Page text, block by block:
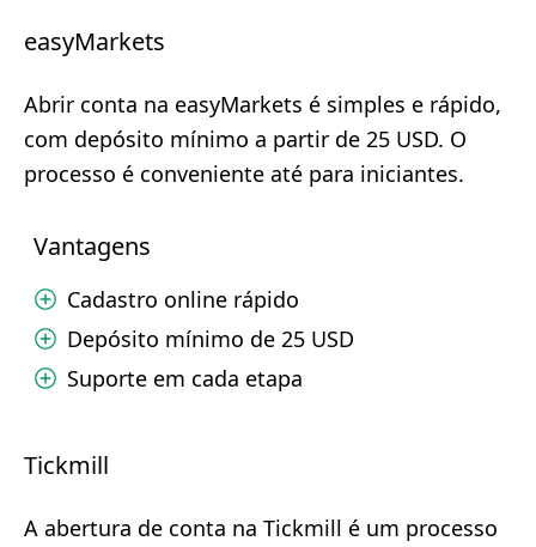
easyMarkets
Abrir conta na easyMarkets é simples e rápido,
com depósito mínimo a partir de 25 USD. O
processo é conveniente até para iniciantes.
Vantagens
Cadastro online rápido
Depósito mínimo de 25 USD
Suporte em cada etapa
Tickmill
A abertura de conta na Tickmill é um processo